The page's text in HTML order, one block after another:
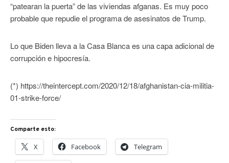
“patearan la puerta” de las viviendas afganas. Es muy poco
probable que repudie el programa de asesinatos de Trump.
Lo que Biden lleva a la Casa Blanca es una capa adicional de
corrupción e hipocresía.
(*) https://theintercept.com/2020/12/18/afghanistan-cia-militia-
01-strike-force/
Comparte esto:
X Facebook Telegram